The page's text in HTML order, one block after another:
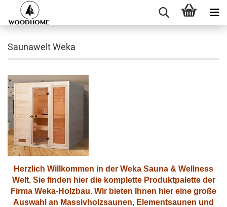
Saunawelt Weka
Herzlich Willkommen in der Weka Sauna & Wellness
Welt. Sie finden hier die komplette Produktpalette der
Firma Weka-Holzbau. Wir bieten Ihnen hier eine große
Auswahl an Massivholzsaunen, Elementsaunen und